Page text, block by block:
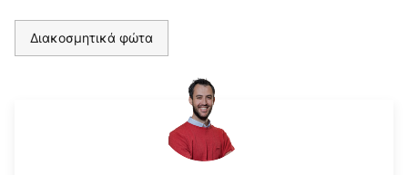
Διακοσμητικά φώτα